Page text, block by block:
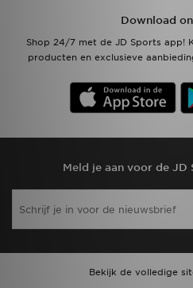
Download
Shop 24/7 met de JD Sports app!
producten en exclusieve
Meld je aan voor de
Bekijk de volledige